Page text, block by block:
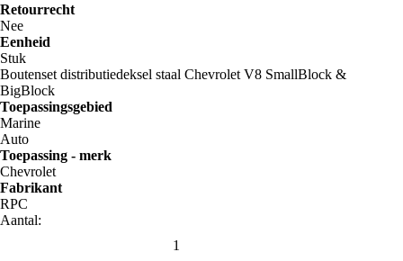
Retourrecht
Nee
Eenheid
Stuk
Boutenset distributiedeksel staal Chevrolet V8 SmallBlock &
BigBlock
Toepassingsgebied
Marine
Auto
Toepassing - merk
Chevrolet
Fabrikant
RPC
Aantal: